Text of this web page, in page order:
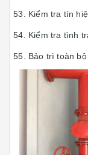
Kiểm tra tín
Kiểm tra tình
Bảo trì toàn